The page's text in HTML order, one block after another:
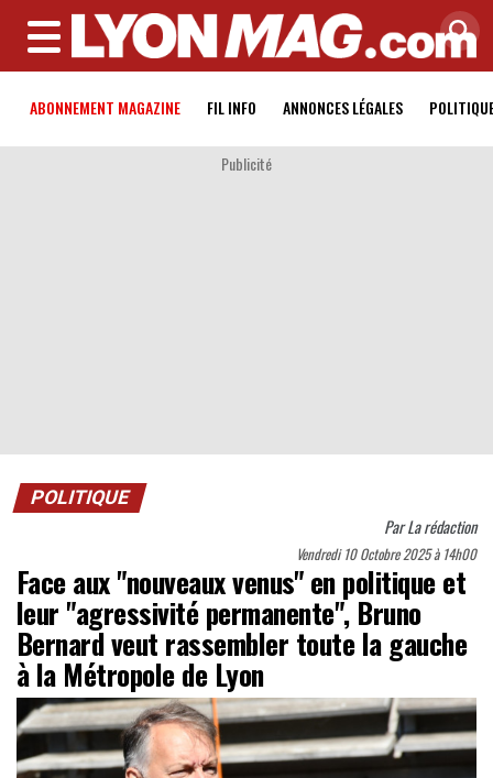
MENU
ABONNEMENT MAGAZINE FIL INFO ANNONCES LÉGALES
Publicité
POLITIQUE
ParLa rédaction
Vendredi 10 Octobre 2025 à 14h00
Face aux "nouveaux venus" en politique et
leur "agressivité permanente", Bruno
Bernard veut rassembler toute la gauche
à la Métropole de Lyon